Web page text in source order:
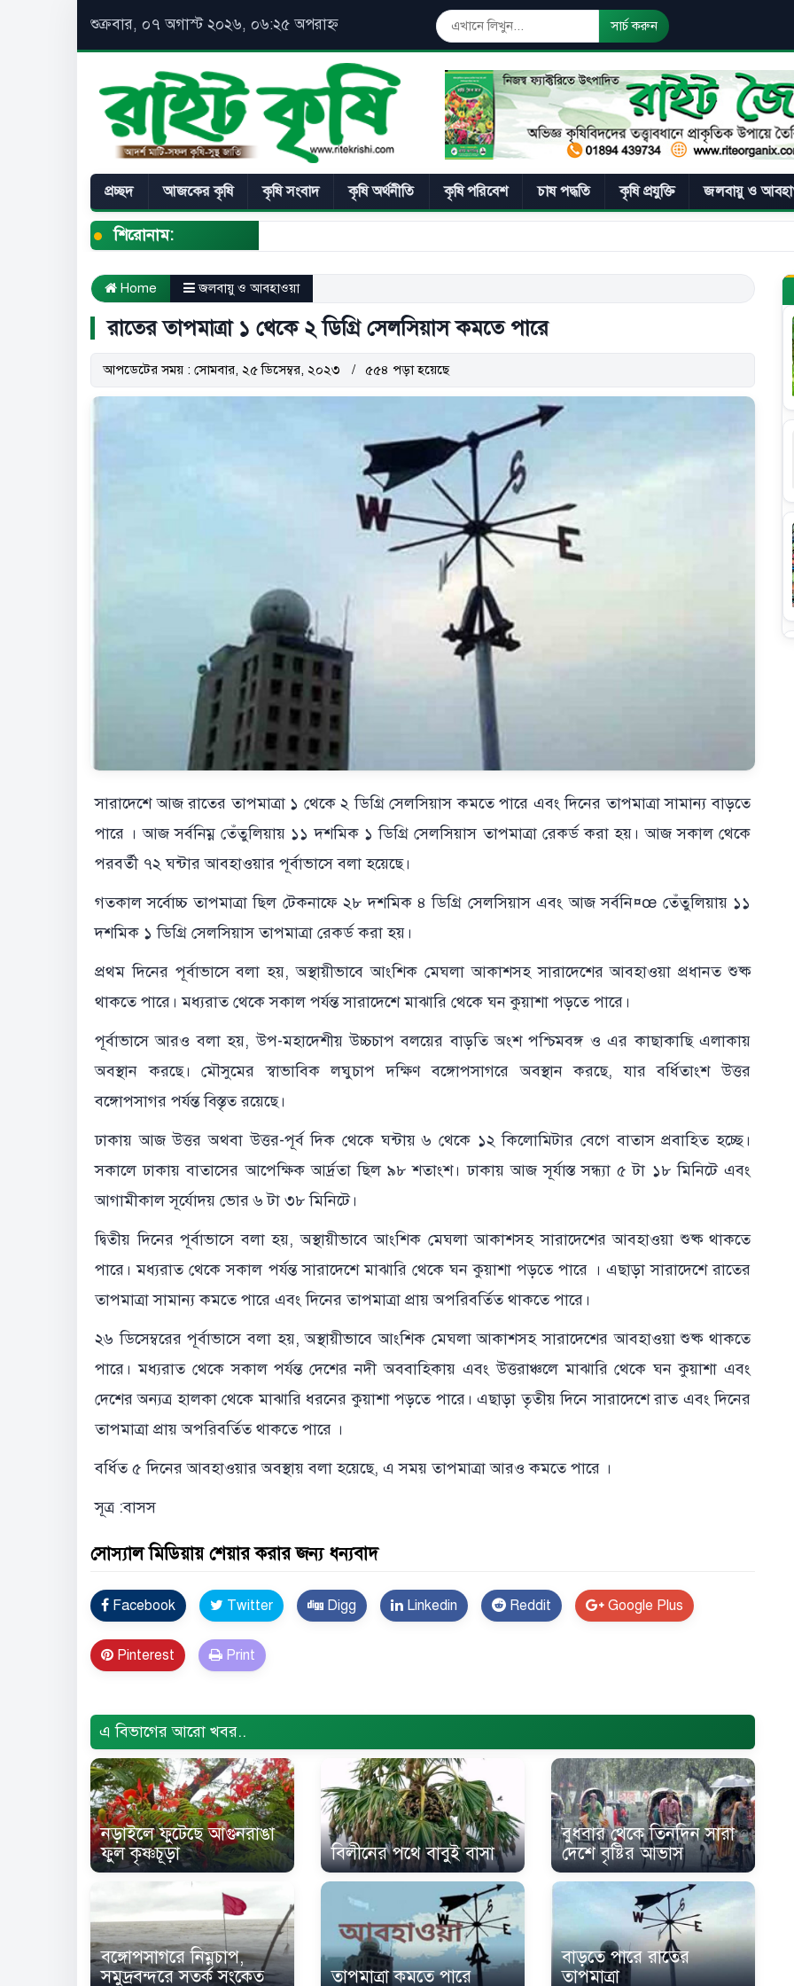
শুক্রবার, ০৭ অগাস্ট ২০২৬, ০৬:২৫ অপরাহ্ন সার্চ করুন
প্রচ্ছদ আজকের কৃষি কৃষি সংবাদ কৃষি অর্থনীতি কৃষি পরিবেশ চাষ পদ্ধতি কৃষি প্রযুক্তি জলবায়ু ও
শিরোনাম:
Home জলবায়ু ও আবহাওয়া
রাতের তাপমাত্রা ১ থেকে ২ ডিগ্রি সেলসিয়াস কমতে পারে
আপডেটের সময় : সোমবার, ২৫ ডিসেম্বর, ২০২৩ ৫৫৪ পড়া হয়েছে
সারাদেশে আজ রাতের তাপমাত্রা ১ থেকে ২ ডিগ্রি সেলসিয়াস কমতে পারে এবং দিনের তাপমাত্রা সামান্য বাড়তে
পারে । আজ সর্বনিম্ন তেঁতুলিয়ায় ১১ দশমিক ১ ডিগ্রি সেলসিয়াস তাপমাত্রা রেকর্ড করা হয়। আজ সকাল থেকে
পরবর্তী ৭২ ঘন্টার আবহাওয়ার পূর্বাভাসে বলা হয়েছে।
গতকাল সর্বোচ্চ তাপমাত্রা ছিল টেকনাফে ২৮ দশমিক ৪ ডিগ্রি সেলসিয়াস এবং আজ সর্বনি¤œ তেঁতুলিয়ায় ১১
দশমিক ১ ডিগ্রি সেলসিয়াস তাপমাত্রা রেকর্ড করা হয়।
প্রথম দিনের পূর্বাভাসে বলা হয়, অস্থায়ীভাবে আংশিক মেঘলা আকাশসহ সারাদেশের আবহাওয়া প্রধানত শুষ্ক
থাকতে পারে। মধ্যরাত থেকে সকাল পর্যন্ত সারাদেশে মাঝারি থেকে ঘন কুয়াশা পড়তে পারে।
পূর্বাভাসে আরও বলা হয়, উপ-মহাদেশীয় উচ্চচাপ বলয়ের বাড়তি অংশ পশ্চিমবঙ্গ ও এর কাছাকাছি এলাকায়
অবস্থান করছে। মৌসুমের স্বাভাবিক লঘুচাপ দক্ষিণ বঙ্গোপসাগরে অবস্থান করছে, যার বর্ধিতাংশ উত্তর
বঙ্গোপসাগর পর্যন্ত বিস্তৃত রয়েছে।
ঢাকায় আজ উত্তর অথবা উত্তর-পূর্ব দিক থেকে ঘন্টায় ৬ থেকে ১২ কিলোমিটার বেগে বাতাস প্রবাহিত হচ্ছে।
সকালে ঢাকায় বাতাসের আপেক্ষিক আর্দ্রতা ছিল ৯৮ শতাংশ। ঢাকায় আজ সূর্যাস্ত সন্ধ্যা ৫ টা ১৮ মিনিটে এবং
আগামীকাল সূর্যোদয় ভোর ৬ টা ৩৮ মিনিটে।
দ্বিতীয় দিনের পূর্বাভাসে বলা হয়, অস্থায়ীভাবে আংশিক মেঘলা আকাশসহ সারাদেশের আবহাওয়া শুষ্ক থাকতে
পারে। মধ্যরাত থেকে সকাল পর্যন্ত সারাদেশে মাঝারি থেকে ঘন কুয়াশা পড়তে পারে । এছাড়া সারাদেশে রাতের
তাপমাত্রা সামান্য কমতে পারে এবং দিনের তাপমাত্রা প্রায় অপরিবর্তিত থাকতে পারে।
২৬ ডিসেম্বরের পূর্বাভাসে বলা হয়, অস্থায়ীভাবে আংশিক মেঘলা আকাশসহ সারাদেশের আবহাওয়া শুষ্ক থাকতে
পারে। মধ্যরাত থেকে সকাল পর্যন্ত দেশের নদী অববাহিকায় এবং উত্তরাঞ্চলে মাঝারি থেকে ঘন কুয়াশা এবং
দেশের অন্যত্র হালকা থেকে মাঝারি ধরনের কুয়াশা পড়তে পারে। এছাড়া তৃতীয় দিনে সারাদেশে রাত এবং দিনের
তাপমাত্রা প্রায় অপরিবর্তিত থাকতে পারে ।
বর্ধিত ৫ দিনের আবহাওয়ার অবস্থায় বলা হয়েছে, এ সময় তাপমাত্রা আরও কমতে পারে ।
সূত্র :বাসস
সোস্যাল মিডিয়ায় শেয়ার করার জন্য ধন্যবাদ
Facebook Twitter Digg Linkedin Reddit Google Plus
Pinterest Print
এ বিভাগের আরো খবর..
নড়াইলে ফুটেছে আগুনরাঙা
ফুল কৃষ্ণচূড়া
বিলীনের পথে বাবুই বাসা
বুধবার থেকে তিনদিন সারা
দেশে বৃষ্টির আভাস
বঙ্গোপসাগরে নিম্নচাপ,
সমুদ্রবন্দরে সতর্ক সংকেত
তাপমাত্রা কমতে পারে
বাড়তে পারে রাতের
তাপমাত্রা